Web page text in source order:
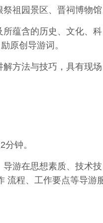
祭祖园景区、晋祠博物
所蕴含的历史、文化、科
原创导游词。
解方法与技巧，具有现场
钟。
导游在思想素质、技术技
流程、工作要点等导游